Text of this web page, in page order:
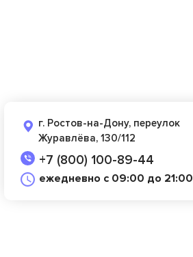
г. Ростов-на-Дону, переулок
Журавлёва, 130/112
+7 (800) 100-89-44
ежедневно с 09:00 до 21:00